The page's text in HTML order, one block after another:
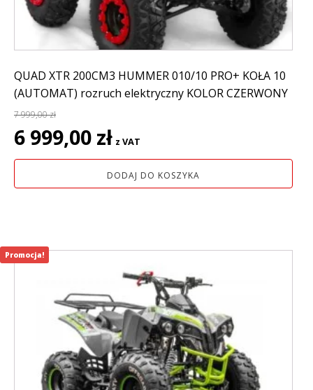
QUAD XTR 200CM3 HUMMER 010/10 PRO+ KOŁA 10
(AUTOMAT) rozruch elektryczny KOLOR CZERWONY
7 999,00zł
Pierwotna
cena
wynosiła:
6 999,00 zł cena
wynosi:
6
z VAT
DODAJ DO KOSZYKA
Promocja!